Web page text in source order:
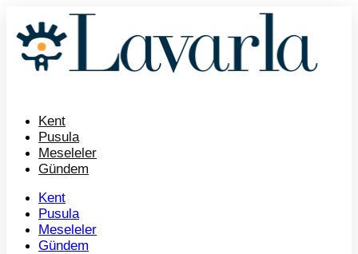
Kent
Pusula
Meseleler
Gündem
Kent
Pusula
Meseleler
Gündem